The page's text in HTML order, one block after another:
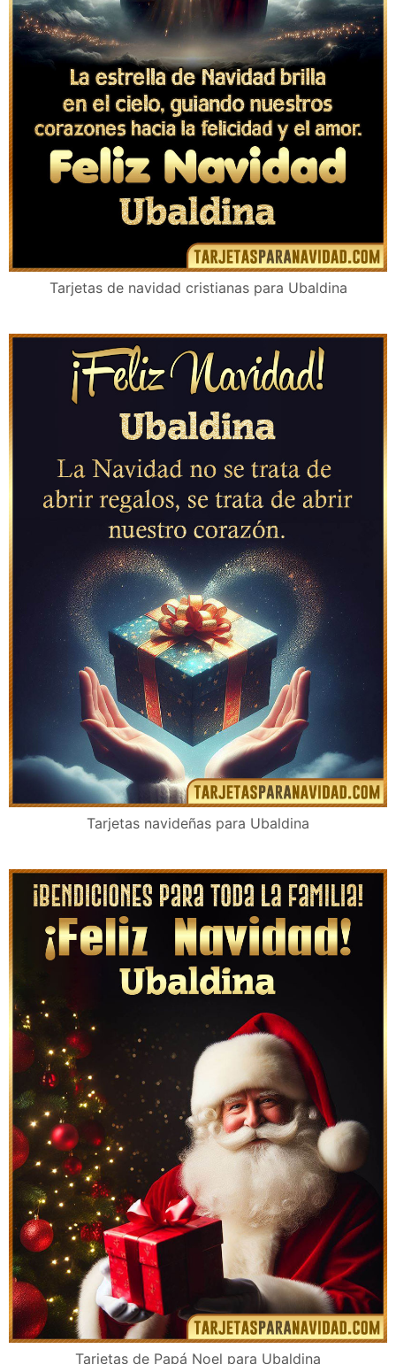
Tarjetas de navidad cristianas para Ubaldina
Tarjetas navideñas para Ubaldina
Tarjetas de Papá Noel para Ubaldina